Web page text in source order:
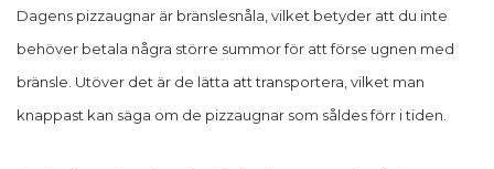
Dagens pizzaugnar är bränslesnåla, vilket betyder att du inte
behöver betala några större summor för att förse ugnen med
bränsle. Utöver det är de lätta att transportera, vilket man
knappast kan säga om de pizzaugnar som såldes förr i tiden.